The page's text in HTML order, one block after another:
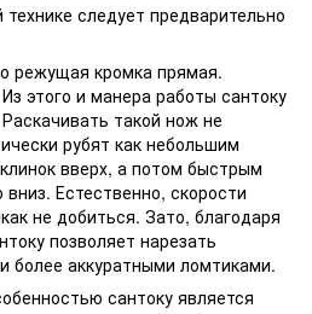
следует предварительно
режущая кромка прямая.
этого и манера работы сантоку
такой нож не
рубят как небольшим
вверх, а потом быстрым
Естественно, скорости
не добиться. Зато, благодаря
позволяет нарезать
более аккуратными ломтиками.
сантоку является